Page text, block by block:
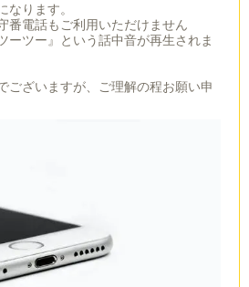
なります。
番電話もご利用いただけません
ーツー』という話中音が再生されま
ございますが、ご理解の程お願い申